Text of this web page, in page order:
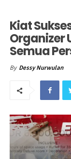
Kiat
Organizer
Semua
By Dessy Nurwulan